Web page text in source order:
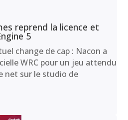
reprend la licence et
5
change de cap : Nacon a
WRC pour un jeu attendu
net sur le studio de